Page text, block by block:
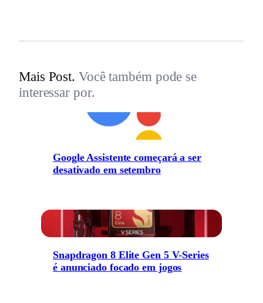
Mais Post. Você também pode se
interessar por.
Google Assistente começará a ser
desativado em setembro
Snapdragon 8 Elite Gen 5 V-Series
é anunciado focado em jogos